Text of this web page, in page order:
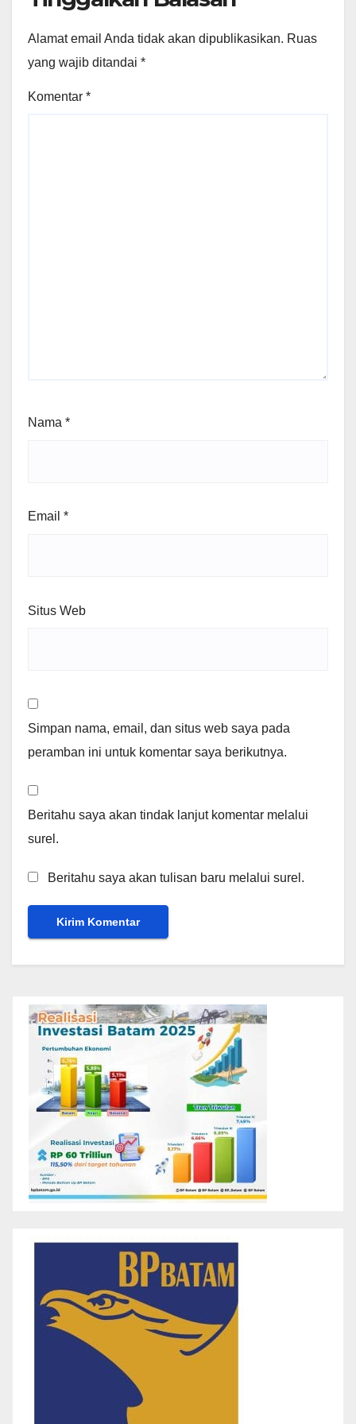
Alamat email Anda tidak akan dipublikasikan. Ruas
yang wajib ditandai *
Komentar *
Nama *
Email *
Situs Web
Simpan nama, email, dan situs web saya pada
peramban ini untuk komentar saya berikutnya.
Beritahu saya akan tindak lanjut komentar melalui
surel.
Beritahu saya akan tulisan baru melalui surel.